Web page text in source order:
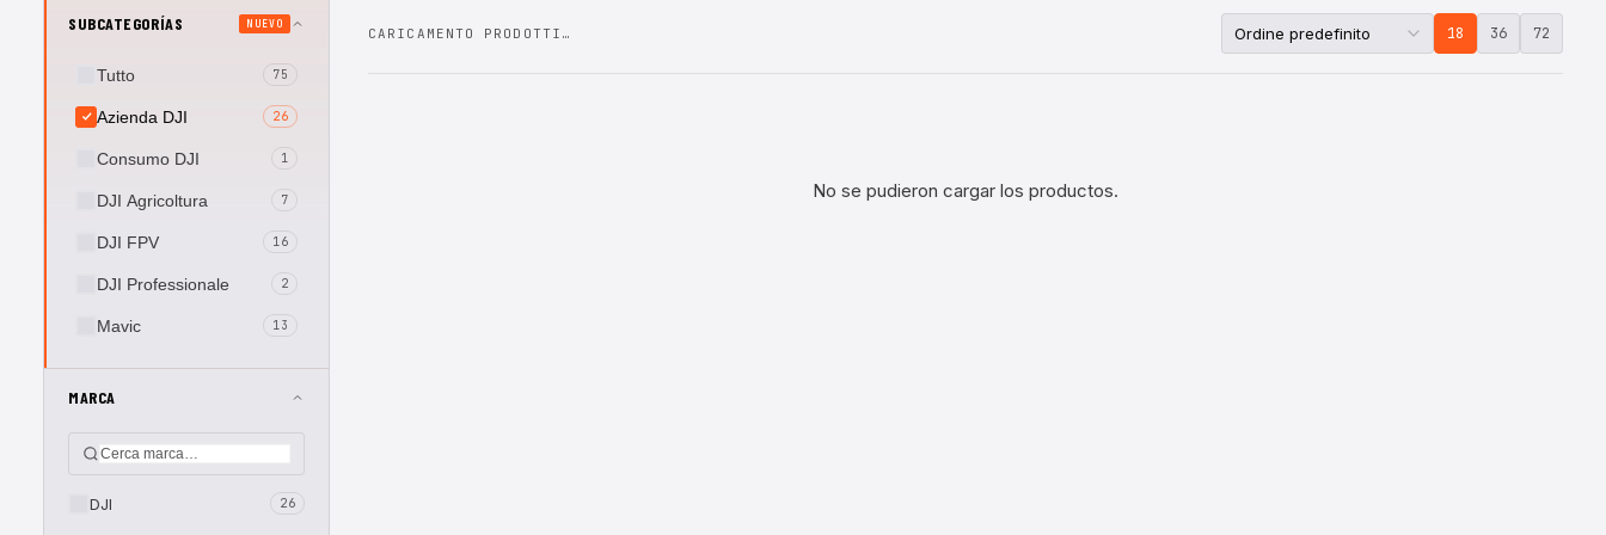
SUBCATEGORÍAS NUEVO
Tutto 75
Azienda DJI 26
Consumo DJI 1
DJI Agricoltura 7
DJI FPV 16
DJI Professionale 2
Mavic 13
MARCA
DJI 26
CARICAMENTO PRODOTTI… 18 36 72
No se pudieron cargar los productos.